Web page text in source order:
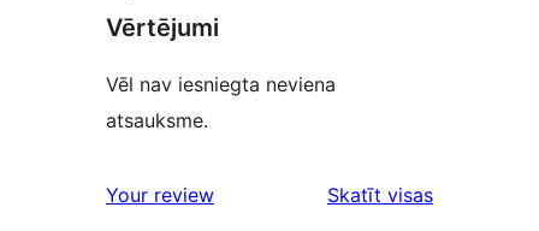
Vērtējumi
Vēl nav iesniegta neviena
atsauksme.
Your review
Skatīt visas